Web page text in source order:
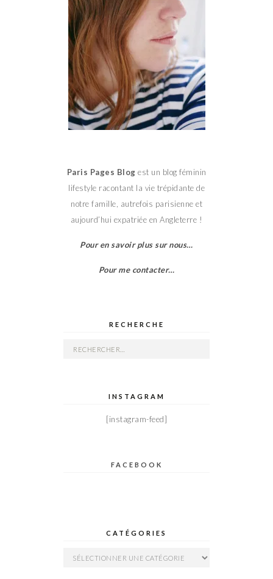
Paris Pages Blog est un blog féminin
lifestyle racontant la vie trépidante de
notre famille, autrefois parisienne et
aujourd’hui expatriée en Angleterre !
Pour en savoir plus sur nous…
Pour me contacter…
RECHERCHE
Rechercher :
INSTAGRAM
[instagram-feed]
FACEBOOK
CATÉGORIES
Catégories